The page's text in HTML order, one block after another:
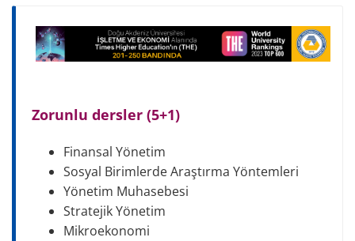
Zorunlu dersler (5+1)
Finansal Yönetim
Sosyal Birimlerde Araştırma Yöntemleri
Yönetim Muhasebesi
Stratejik Yönetim
Mikroekonomi